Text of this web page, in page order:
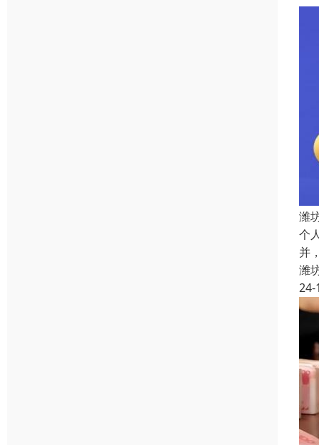
潍
个
并
潍
24-